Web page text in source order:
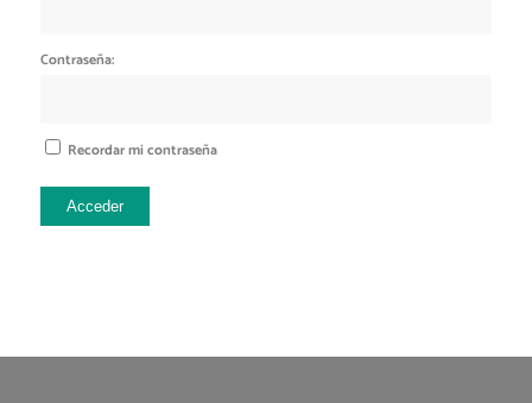
Contraseña:
Recordar mi contraseña
Acceder